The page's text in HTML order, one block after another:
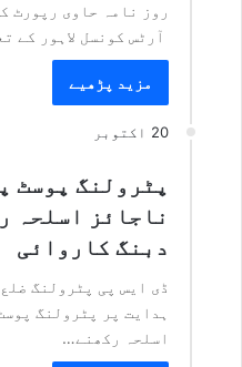
آرٹس کونسل لاہور کے
مزید پڑھیے
20 اکتوبر
پٹرولنگ پوسٹ
ناجائز اسلحہ
دبنگ کاروائی
ڈی ایس پی پٹرولنگ
ہدایت پر پٹرولنگ
اسلحہ رکھنے…